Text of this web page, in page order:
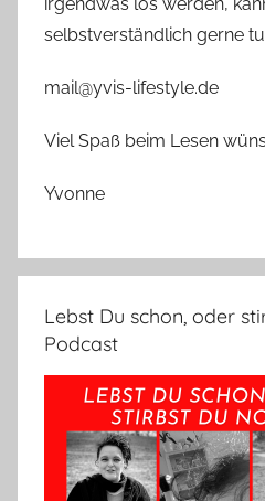
selbstverständlich gerne
mail@yvis-lifestyle.de
Viel Spaß beim Lesen
Yvonne
Lebst Du schon, oder
Podcast